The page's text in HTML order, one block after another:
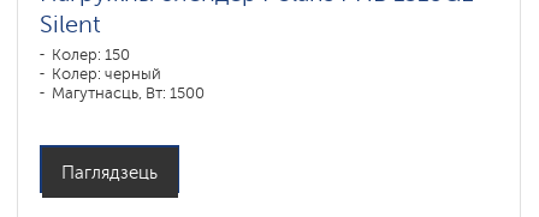
Silent
Колер: 150
Колер: черный
Магутнасць, Вт: 1500
Паглядзець